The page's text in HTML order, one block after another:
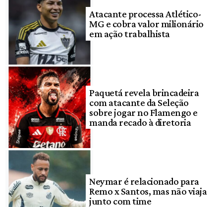
Atacante processa Atlético-
MG e cobra valor milionário
em ação trabalhista
Paquetá revela brincadeira
com atacante da Seleção
sobre jogar no Flamengo e
manda recado à diretoria
Neymar é relacionado para
Remo x Santos, mas não viaja
junto com time